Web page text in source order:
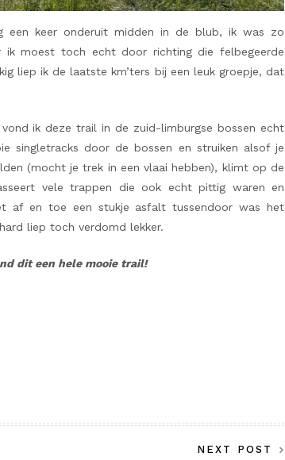
een keer onderuit midden in de blub, ik was zo
ik moest toch echt door richting die felbegeerde
liep ik de laatste km’ters bij een leuk groepje, dat
ik deze trail in de zuid-limburgse bossen echt
singletracks door de bossen en struiken alsof je
(mocht je trek in een vlaai hebben), klimt op de
vele trappen die ook echt pittig waren en
af en toe een stukje asfalt tussendoor was het
liep toch verdomd lekker.
dit een hele mooie trail!
NEXT POST